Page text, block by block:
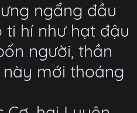
ngẩng đầu
ti hí như hạt đậu
người, thần
mới thoáng